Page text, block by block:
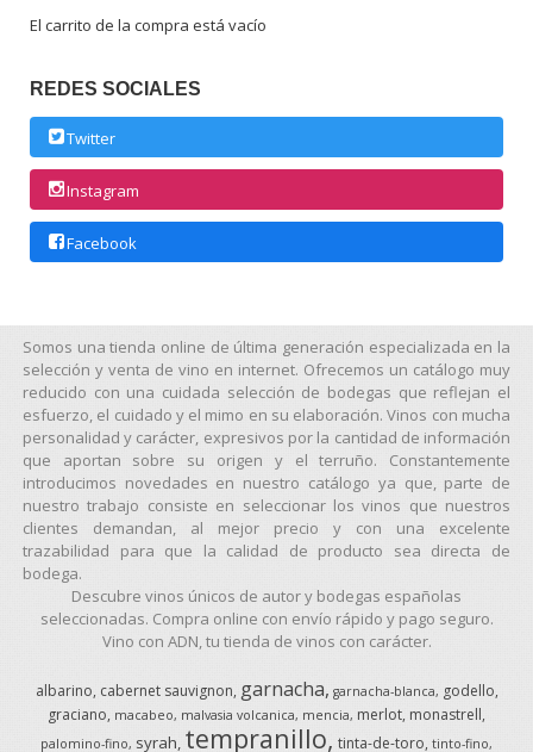
El carrito de la compra está vacío
REDES SOCIALES
Twitter
Instagram
Facebook
Somos una tienda online de última generación especializada en la
selección y venta de vino en internet. Ofrecemos un catálogo muy
reducido con una cuidada selección de bodegas que reflejan el
esfuerzo, el cuidado y el mimo en su elaboración. Vinos con mucha
personalidad y carácter, expresivos por la cantidad de información
que aportan sobre su origen y el terruño. Constantemente
introducimos novedades en nuestro catálogo ya que, parte de
nuestro trabajo consiste en seleccionar los vinos que nuestros
clientes demandan, al mejor precio y con una excelente
trazabilidad para que la calidad de producto sea directa de
bodega.
Descubre vinos únicos de autor y bodegas españolas
seleccionadas. Compra online con envío rápido y pago seguro.
Vino con ADN, tu tienda de vinos con carácter.
albarino cabernet sauvignon garnacha garnacha-blanca
godello
graciano macabeo malvasia volcanica mencia merlot monastrell
palomino-fino syrah tempranillo tinta-de-toro tinto-fino